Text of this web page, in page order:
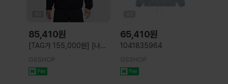
85,410원
[TAG가 155,000원] [나이
키] 스트라이드 남성 리펠 UV
러닝 재킷 HV4549-010
GSSHOP
65,410원
1041835964
GSSHOP